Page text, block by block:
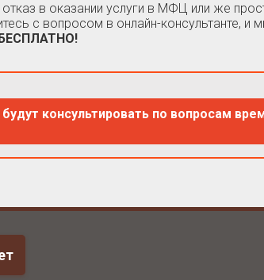
отказ в оказании услуги в МФЦ или же
с вопросом в онлайн-консультанте,
БЕСПЛАТНО!
консультировать по вопросам